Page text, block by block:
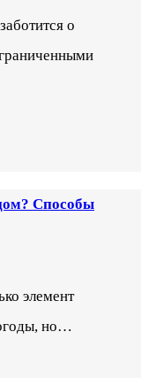
о
Способы
элемент
но…